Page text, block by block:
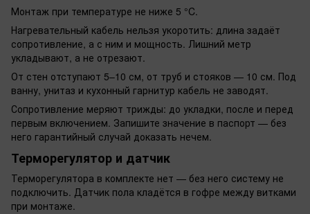
Монтаж при температуре не ниже 5 °C.
Нагревательный кабель нельзя укоротить: длина задаёт
сопротивление, а с ним и мощность. Лишний метр
укладывают, а не отрезают.
От стен отступают 5–10 см, от труб и стояков — 10 см. Под
ванну, унитаз и кухонный гарнитур кабель не заводят.
Сопротивление меряют трижды: до укладки, после и перед
первым включением. Запишите значение в паспорт — без
него гарантийный случай доказать нечем.
Терморегулятор и датчик
Терморегулятора в комплекте нет — без него систему не
подключить. Датчик пола кладётся в гофре между витками
при монтаже.